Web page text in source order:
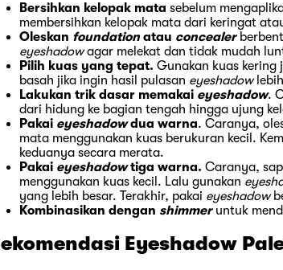
Bersihkan kelopak mata sebelum
membersihkan kelopak mata dari keringat
Oleskan foundation atau concealer
eyeshadowagar melekat dan tidak mudah
Pilih kuas yang tepat. Gunakan kuas kering
basah jika ingin hasil pulasan eyeshadow
Lakukan trik dasar memakai eyeshadow.
dari hidung ke bagian tengah hingga ujung
Pakai eyeshadowdua warna. Caranya,
mata menggunakan kuas berukuran kecil.
keduanya secara merata.
Pakai eyeshadowtiga warna. Caranya,
menggunakan kuas kecil. Lalu gunakan
yang lebih besar. Terakhir, pakai eyeshadow
Kombinasikan dengan shimmer untuk
Eyeshadow